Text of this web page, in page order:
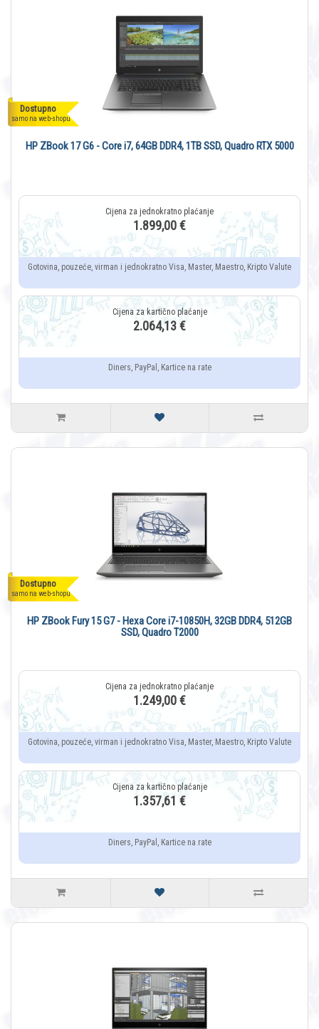
Dostupno
samo na web-shopu
HP ZBook 17 G6 - Core i7, 64GB DDR4, 1TB SSD, Quadro RTX 5000
1.899,00 €
Gotovina, pouzeće, virman i jednokratno Visa, Master, Maestro, Kripto Valute
2.064,13 €
Diners, PayPal, Kartice na rate
Dostupno
samo na web-shopu
HP ZBook Fury 15 G7 - Hexa Core i7-10850H, 32GB DDR4, 512GB
SSD, Quadro T2000
1.249,00 €
Gotovina, pouzeće, virman i jednokratno Visa, Master, Maestro, Kripto Valute
1.357,61 €
Diners, PayPal, Kartice na rate